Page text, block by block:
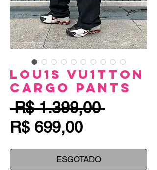
LOU1S VU1TTON
Cargo Pants
R$ 1.399,00 Preço
R$ 699,00Preço
ESGOTADO